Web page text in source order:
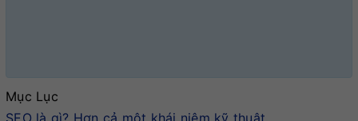
Mục Lục
SEO là gì? Hơn cả một khái niệm kỹ thuật.